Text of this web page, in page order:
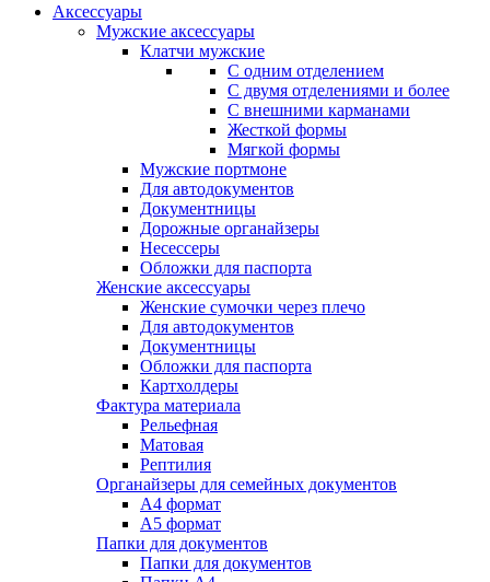
Аксессуары
Мужские аксессуары
Клатчи мужские
С одним отделением
С двумя отделениями и более
С внешними карманами
Жесткой формы
Мягкой формы
Мужские портмоне
Для автодокументов
Документницы
Дорожные органайзеры
Несессеры
Обложки для паспорта
Женские аксессуары
Женские сумочки через плечо
Для автодокументов
Документницы
Обложки для паспорта
Картхолдеры
Фактура материала
Рельефная
Матовая
Рептилия
Органайзеры для семейных документов
А4 формат
А5 формат
Папки для документов
Папки для документов